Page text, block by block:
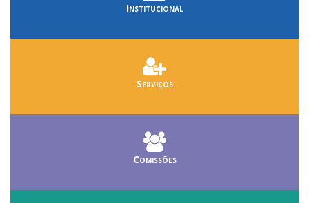
Institucional
Serviços
Comissões